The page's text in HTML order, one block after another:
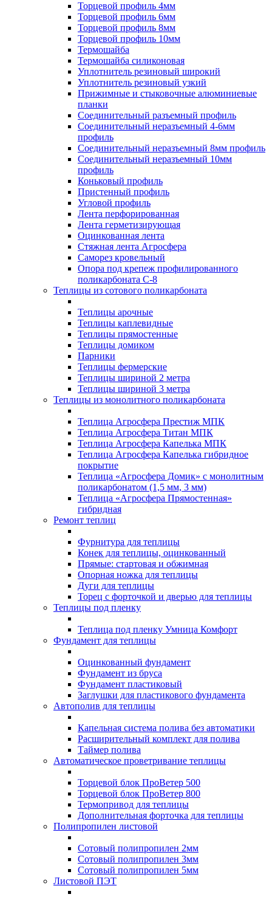
Торцевой профиль 4мм
Торцевой профиль 6мм
Торцевой профиль 8мм
Торцевой профиль 10мм
Термошайба
Термошайба силиконовая
Уплотнитель резиновый широкий
Уплотнитель резиновый узкий
Прижимные и стыковочные алюминиевые
планки
Соединительный разъемный профиль
Соединительный неразъемный 4-6мм
профиль
Соединительный неразъемный 8мм профиль
Соединительный неразъемный 10мм
профиль
Коньковый профиль
Пристенный профиль
Угловой профиль
Лента перфорированная
Лента герметизирующая
Оцинкованная лента
Стяжная лента Агросфера
Саморез кровельный
Опора под крепеж профилированного
поликарбоната С-8
Теплицы из сотового поликарбоната
Теплицы арочные
Теплицы каплевидные
Теплицы прямостенные
Теплицы домиком
Парники
Теплицы фермерские
Теплицы шириной 2 метра
Теплицы шириной 3 метра
Теплицы из монолитного поликарбоната
Теплица Агросфера Престиж МПК
Теплица Агросфера Титан МПК
Теплица Агросфера Капелька МПК
Теплица Агросфера Капелька гибридное
покрытие
Теплица «Агросфера Домик» с монолитным
поликарбонатом (1,5 мм, 3 мм)
Теплица «Агросфера Прямостенная»
гибридная
Ремонт теплиц
Фурнитура для теплицы
Конек для теплицы, оцинкованный
Прямые: стартовая и обжимная
Опорная ножка для теплицы
Дуги для теплицы
Торец с форточкой и дверью для теплицы
Теплицы под пленку
Теплица под пленку Умница Комфорт
Фундамент для теплицы
Оцинкованный фундамент
Фундамент из бруса
Фундамент пластиковый
Заглушки для пластикового фундамента
Автополив для теплицы
Капельная система полива без автоматики
Расширительный комплект для полива
Таймер полива
Автоматическое проветривание теплицы
Торцевой блок ПроВетер 500
Торцевой блок ПроВетер 800
Термопривод для теплицы
Дополнительная форточка для теплицы
Полипропилен листовой
Сотовый полипропилен 2мм
Сотовый полипропилен 3мм
Сотовый полипропилен 5мм
Листовой ПЭТ